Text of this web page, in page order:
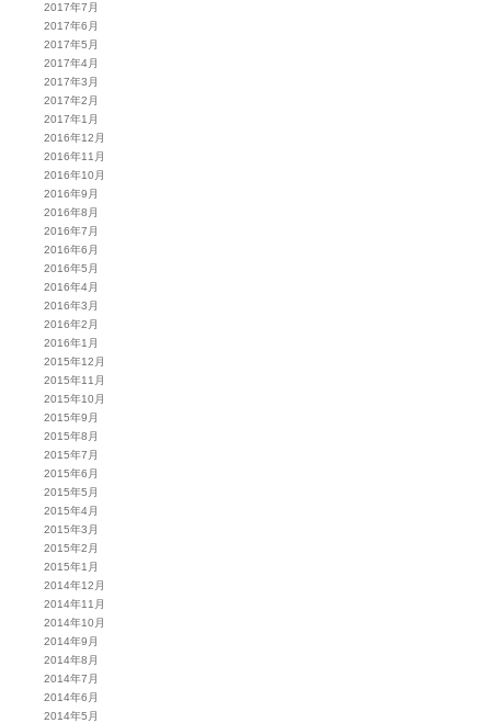
2017年7月
2017年6月
2017年5月
2017年4月
2017年3月
2017年2月
2017年1月
2016年12月
2016年11月
2016年10月
2016年9月
2016年8月
2016年7月
2016年6月
2016年5月
2016年4月
2016年3月
2016年2月
2016年1月
2015年12月
2015年11月
2015年10月
2015年9月
2015年8月
2015年7月
2015年6月
2015年5月
2015年4月
2015年3月
2015年2月
2015年1月
2014年12月
2014年11月
2014年10月
2014年9月
2014年8月
2014年7月
2014年6月
2014年5月